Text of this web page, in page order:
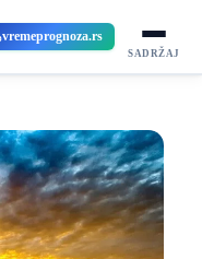
vremeprognoza.rs
SADRŽAJ